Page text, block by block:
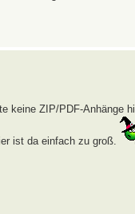
keine ZIP/PDF-Anhänge
ist da einfach zu groß.